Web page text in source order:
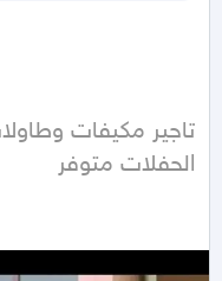
الحفلات متوفر